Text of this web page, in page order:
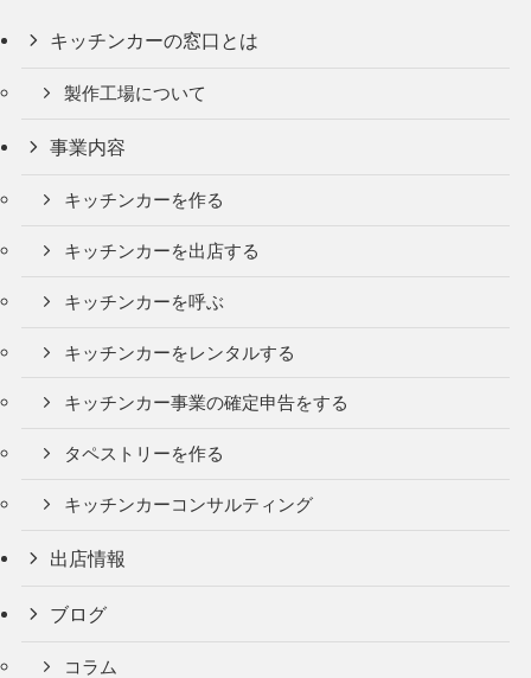
キッチンカーの窓口とは
製作工場について
事業内容
キッチンカーを作る
キッチンカーを出店する
キッチンカーを呼ぶ
キッチンカーをレンタルする
キッチンカー事業の確定申告をする
タペストリーを作る
キッチンカーコンサルティング
出店情報
ブログ
コラム